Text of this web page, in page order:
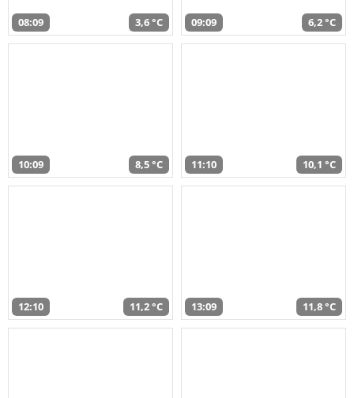
08:09 3,6 °C 09:09 6,2 °C
10:09 8,5 °C 11:10 10,1 °C
12:10 11,2 °C 13:09 11,8 °C